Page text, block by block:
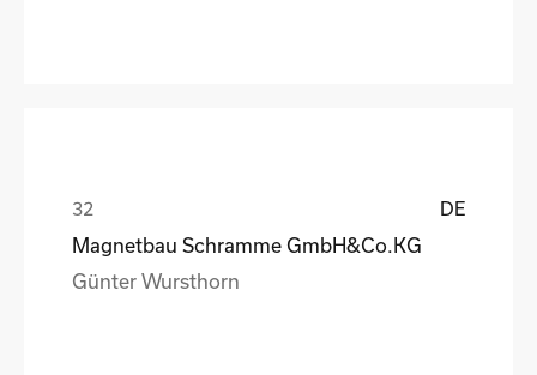
DE
Magnetbau Schramme GmbH&Co.KG
Günter Wursthorn